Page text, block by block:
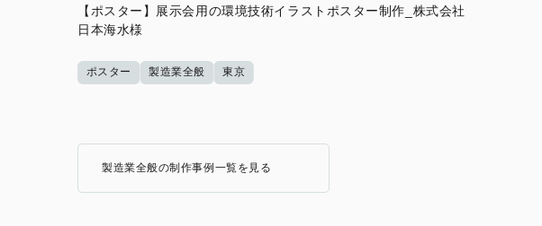
【ポスター】展示会用の環境技術イラストポスター制作_株式会社
日本海水様
ポスター 製造業全般 東京
製造業全般の制作事例一覧を見る